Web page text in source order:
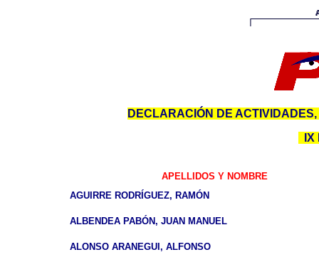
DECLARACIÓN DE
IX
APELLIDOS Y NOMBRE
AGUIRRE RODRÍGUEZ, RAMÓN
ALBENDEA PABÓN, JUAN MANUEL
ALONSO ARANEGUI, ALFONSO